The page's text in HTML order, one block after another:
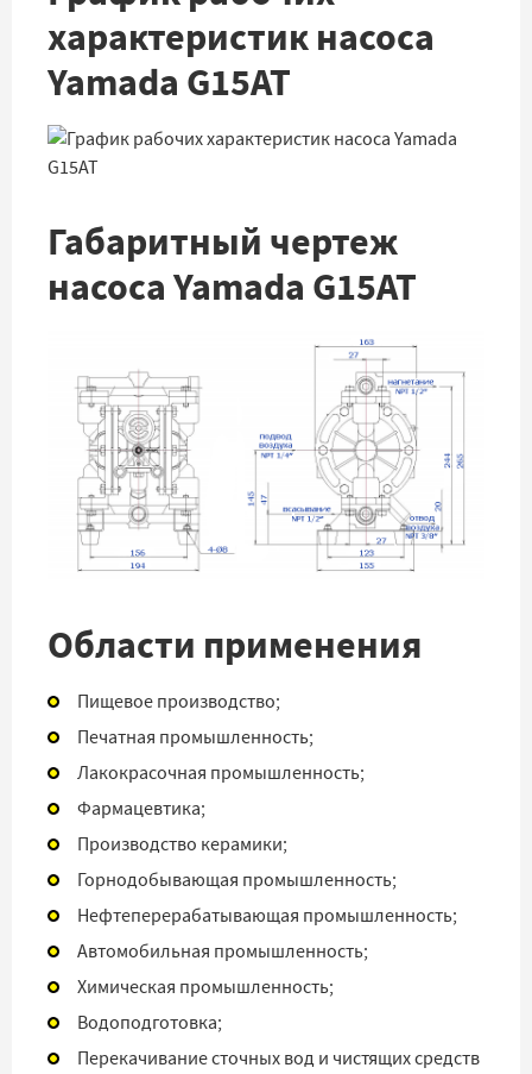
характеристик насоса
Yamada G15AT
Габаритный чертеж
насоса Yamada G15AT
Области применения
Пищевое производство;
Печатная промышленность;
Лакокрасочная промышленность;
Фармацевтика;
Производство керамики;
Горнодобывающая промышленность;
Нефтеперерабатывающая промышленность;
Автомобильная промышленность;
Химическая промышленность;
Водоподготовка;
Перекачивание сточных вод и чистящих средств